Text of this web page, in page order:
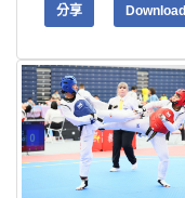
分享 Download